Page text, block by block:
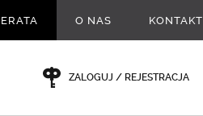
O NAS KONTAKT
ZALOGUJ / REJESTRACJA